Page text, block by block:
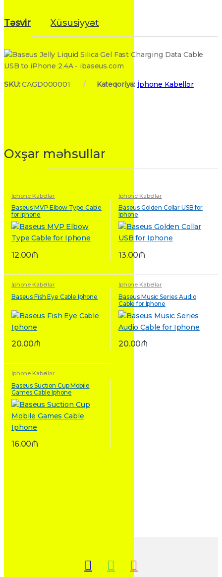
Təsvir Xüsusiyyət
SKU:CAGD000001 Kateqoriya: İphone Kabellər
Oxşar məhsullar
İphone Kabellər
Baseus MVP Elbow Type Cable
for Iphone
12.00₼
İphone Kabellər
Baseus Golden Collar USB for
Iphone
13.00₼
İphone Kabellər
Baseus Fish Eye Cable Iphone
20.00₼
İphone Kabellər
Baseus Music Series Audio
Cable for Iphone
20.00₼
İphone Kabellər
Baseus Suction Cup Mobile
Games Cable Iphone
16.00₼